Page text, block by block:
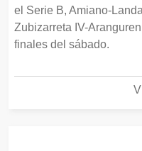
el Serie B, Amiano-
Zubizarreta IV-
finales del sábado.